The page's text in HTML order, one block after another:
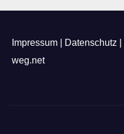
Impressum Datenschutz
weg.net